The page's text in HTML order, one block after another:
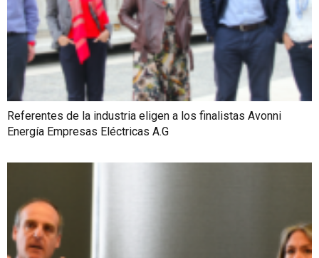
Referentes de la industria eligen a los finalistas Avonni
Energía Empresas Eléctricas A.G